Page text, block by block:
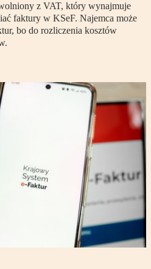
z VAT, który wynajmuje
faktury w KSeF. Najemca może
bo do rozliczenia kosztów